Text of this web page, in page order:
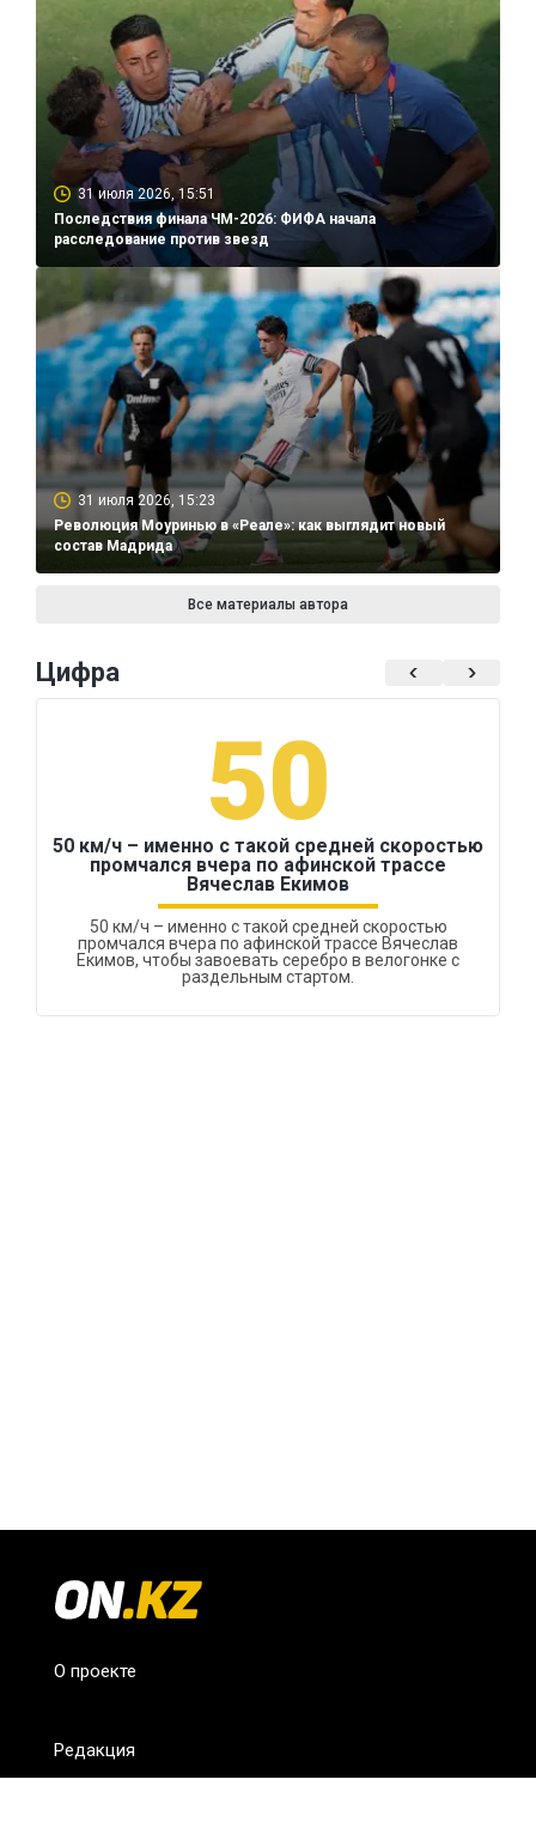
31 июля 2026, 15:51
Последствия финала ЧМ-2026: ФИФА начала
расследование против звезд
31 июля 2026, 15:23
Революция Моуринью в «Реале»: как выглядит новый
состав Мадрида
Все материалы автора
Цифра
50
50 км/ч – именно с такой средней скоростью
промчался вчера по афинской трассе
Вячеслав Екимов
50 км/ч – именно с такой средней скоростью
промчался вчера по афинской трассе Вячеслав
Екимов, чтобы завоевать серебро в велогонке с
раздельным стартом.
О проекте
Редакция